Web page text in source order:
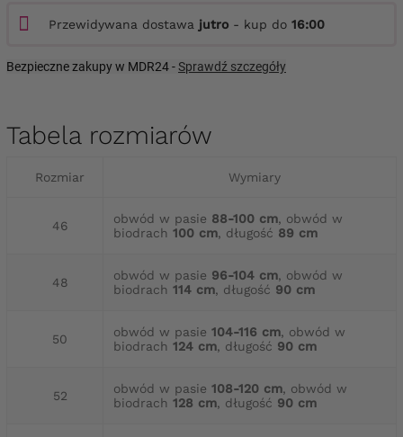
Przewidywana dostawa jutro - kup do 16:00
Bezpieczne zakupy w MDR24 -Sprawdź szczegóły
Tabela rozmiarów
Rozmiar Wymiary
46 obwód w pasie 88-100 cm, obwód w
biodrach 100 cm, długość 89 cm
48 obwód w pasie 96-104 cm, obwód w
biodrach 114 cm, długość 90 cm
50 obwód w pasie 104-116 cm, obwód w
biodrach 124 cm, długość 90 cm
52 obwód w pasie 108-120 cm, obwód w
biodrach 128 cm, długość 90 cm